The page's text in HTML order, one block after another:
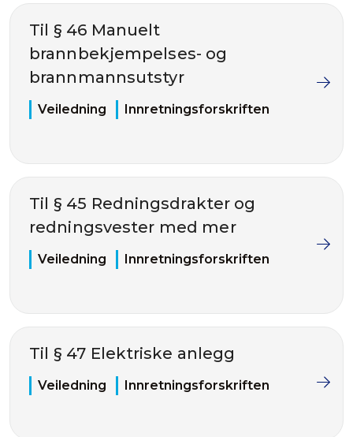
Til § 46 Manuelt
brannbekjempelses- og
brannmannsutstyr
Veiledning Innretningsforskriften
Til § 45 Redningsdrakter og
redningsvester med mer
Veiledning Innretningsforskriften
Til § 47 Elektriske anlegg
Veiledning Innretningsforskriften